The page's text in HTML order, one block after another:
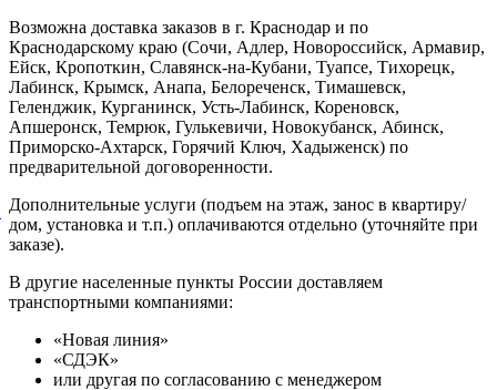
Возможна доставка заказов в г. Краснодар и по
Краснодарскому краю (Сочи, Адлер, Новороссийск, Армавир,
Ейск, Кропоткин, Славянск-на-Кубани, Туапсе, Тихорецк,
Лабинск, Крымск, Анапа, Белореченск, Тимашевск,
Геленджик, Курганинск, Усть-Лабинск, Кореновск,
Апшеронск, Темрюк, Гулькевичи, Новокубанск, Абинск,
Приморско-Ахтарск, Горячий Ключ, Хадыженск) по
предварительной договоренности.
Дополнительные услуги (подъем на этаж, занос в квартиру/
дом, установка и т.п.) оплачиваются отдельно (уточняйте при
заказе).
В другие населенные пункты России доставляем
транспортными компаниями:
«Новая линия»
«СДЭК»
или другая по согласованию с менеджером